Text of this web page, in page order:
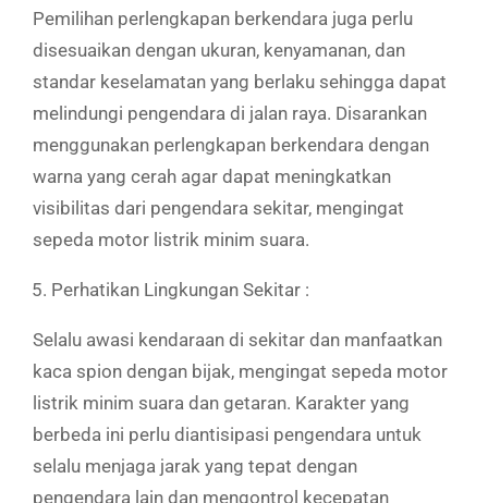
Pemilihan perlengkapan berkendara juga perlu
disesuaikan dengan ukuran, kenyamanan, dan
standar keselamatan yang berlaku sehingga dapat
melindungi pengendara di jalan raya. Disarankan
menggunakan perlengkapan berkendara dengan
warna yang cerah agar dapat meningkatkan
visibilitas dari pengendara sekitar, mengingat
sepeda motor listrik minim suara.
Perhatikan Lingkungan Sekitar :
Selalu awasi kendaraan di sekitar dan manfaatkan
kaca spion dengan bijak, mengingat sepeda motor
listrik minim suara dan getaran. Karakter yang
berbeda ini perlu diantisipasi pengendara untuk
selalu menjaga jarak yang tepat dengan
pengendara lain dan mengontrol kecepatan